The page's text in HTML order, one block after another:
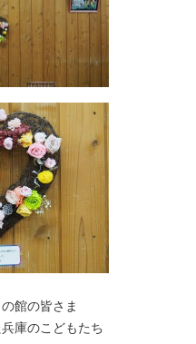
館の皆さま
庫のこどもたち